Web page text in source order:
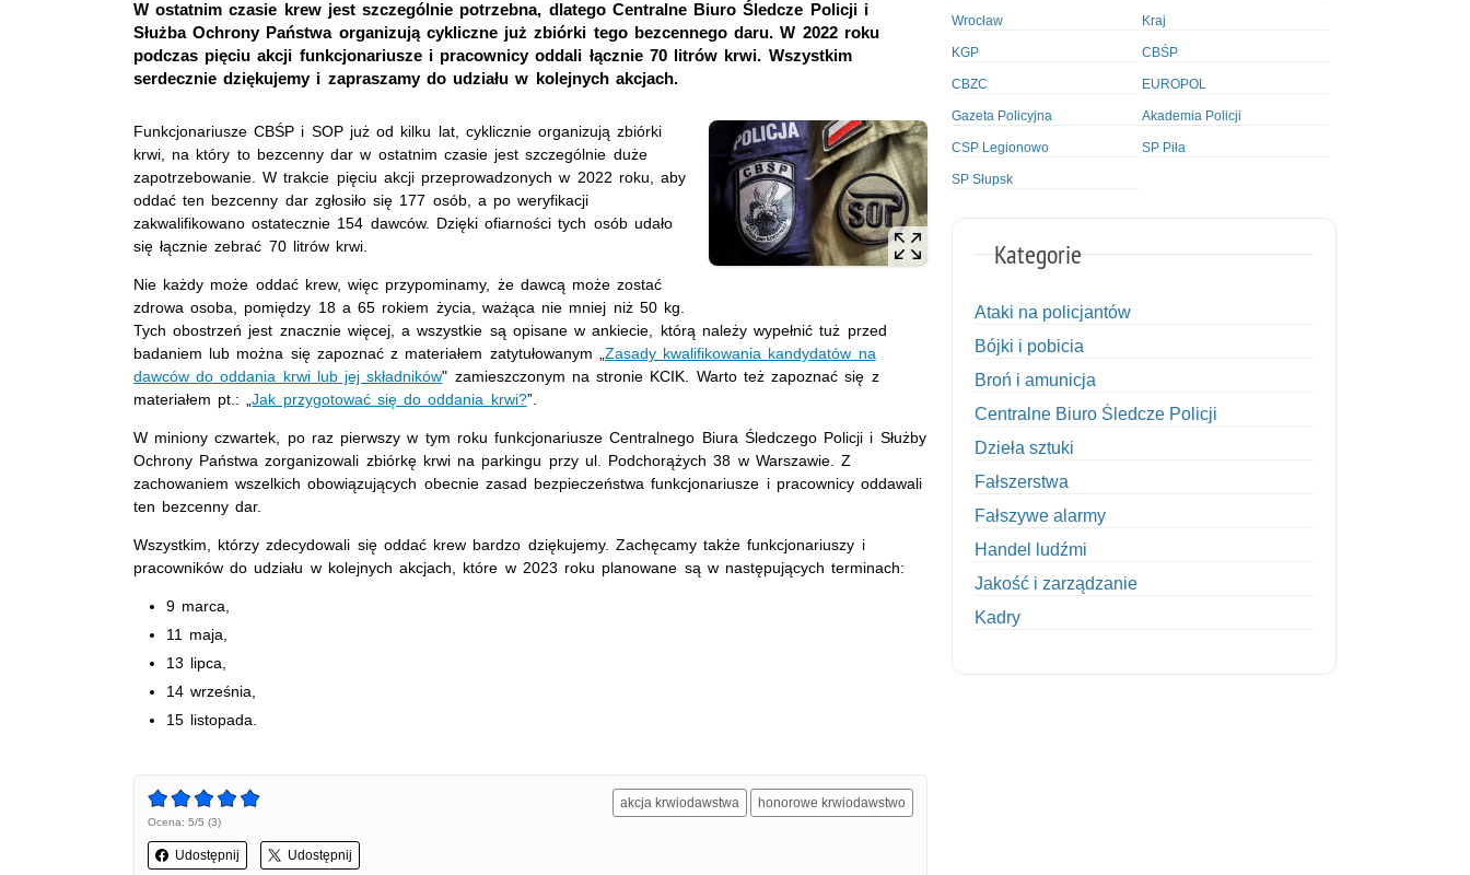
W ostatnim czasie krew jest szczególnie potrzebna, dlatego Centralne Biuro Śledcze Policji i
Służba Ochrony Państwa organizują cykliczne już zbiórki tego bezcennego daru. W 2022 roku
podczas pięciu akcji funkcjonariusze i pracownicy oddali łącznie 70 litrów krwi. Wszystkim
serdecznie dziękujemy i zapraszamy do udziału w kolejnych akcjach.
Funkcjonariusze CBŚP i SOP już od kilku lat, cyklicznie organizują zbiórki
krwi, na który to bezcenny dar w ostatnim czasie jest szczególnie duże
zapotrzebowanie. W trakcie pięciu akcji przeprowadzonych w 2022 roku, aby
oddać ten bezcenny dar zgłosiło się 177 osób, a po weryfikacji
zakwalifikowano ostatecznie 154 dawców. Dzięki ofiarności tych osób udało
się łącznie zebrać 70 litrów krwi.
Nie każdy może oddać krew, więc przypominamy, że dawcą może zostać
zdrowa osoba, pomiędzy 18 a 65 rokiem życia, ważąca nie mniej niż 50 kg.
Tych obostrzeń jest znacznie więcej, a wszystkie są opisane w ankiecie, którą należy wypełnić tuż przed
badaniem lub można się zapoznać z materiałem zatytułowanym „ Zasady kwalifikowania kandydatów na
dawców do oddania krwi lub jej składników" zamieszczonym na stronie KCIK. Warto też zapoznać się z
materiałem pt.: „Jak przygotować się do oddania krwi?”.
W miniony czwartek, po raz pierwszy w tym roku funkcjonariusze Centralnego Biura Śledczego Policji i Służby
Ochrony Państwa zorganizowali zbiórkę krwi na parkingu przy ul. Podchorążych 38 w Warszawie. Z
zachowaniem wszelkich obowiązujących obecnie zasad bezpieczeństwa funkcjonariusze i pracownicy oddawali
ten bezcenny dar.
Wszystkim, którzy zdecydowali się oddać krew bardzo dziękujemy. Zachęcamy także funkcjonariuszy i
pracowników do udziału w kolejnych akcjach, które w 2023 roku planowane są w następujących terminach:
9 marca,
11 maja,
13 lipca,
14 września,
15 listopada.
Ocena: 5/5 (3)
Udostępnij Udostępnij
akcja krwiodawstwa honorowe krwiodawstwo
Wrocław Kraj
KGP CBŚP
CBZC EUROPOL
Gazeta Policyjna Akademia Policji
CSP Legionowo SP Piła
SP Słupsk
Kategorie
Ataki na policjantów
Bójki i pobicia
Broń i amunicja
Centralne Biuro Śledcze Policji
Dzieła sztuki
Fałszerstwa
Fałszywe alarmy
Handel ludźmi
Jakość i zarządzanie
Kadry